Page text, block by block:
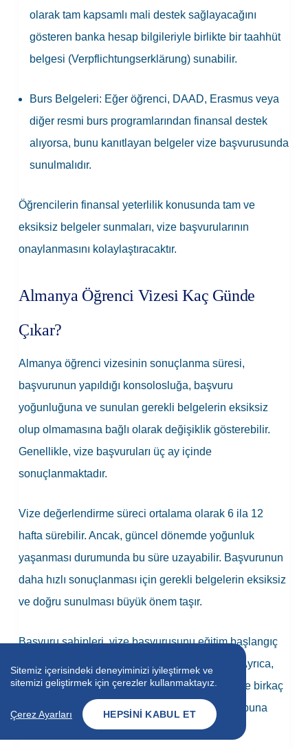
olarak tam kapsamlı mali destek sağlayacağını
gösteren banka hesap bilgileriyle birlikte bir taahhüt
belgesi (Verpflichtungserklärung) sunabilir.
Burs Belgeleri: Eğer öğrenci, DAAD, Erasmus veya
diğer resmi burs programlarından finansal destek
alıyorsa, bunu kanıtlayan belgeler vize başvurusunda
sunulmalıdır.
Öğrencilerin finansal yeterlilik konusunda tam ve
eksiksiz belgeler sunmaları, vize başvurularının
onaylanmasını kolaylaştıracaktır.
Almanya Öğrenci Vizesi Kaç Günde
Çıkar?
Almanya öğrenci vizesinin sonuçlanma süresi,
başvurunun yapıldığı konsolosluğa, başvuru
yoğunluğuna ve sunulan gerekli belgelerin eksiksiz
olup olmamasına bağlı olarak değişiklik gösterebilir.
Genellikle, vize başvuruları üç ay içinde
sonuçlanmaktadır.
Vize değerlendirme süreci ortalama olarak 6 ila 12
hafta sürebilir. Ancak, güncel dönemde yoğunluk
yaşanması durumunda bu süre uzayabilir. Başvurunun
daha hızlı sonuçlanması için gerekli belgelerin eksiksiz
ve doğru sunulması büyük önem taşır.
Başvuru sahipleri, vize başvurusunu eğitim başlangıç
tarihinden en az üç ay içinde tamamlamalıdır. Ayrıca,
vize sonucu çıktığında pasaport teslim süreci de birkaç
gün sürebileceğinden, seyahat planlamasının buna
göre yapılması önerilir.
Sitemiz içerisindeki deneyiminizi iyileştirmek ve
sitemizi geliştirmek için çerezler kullanmaktayız.
Çerez Ayarları HEPSINI KABUL ET